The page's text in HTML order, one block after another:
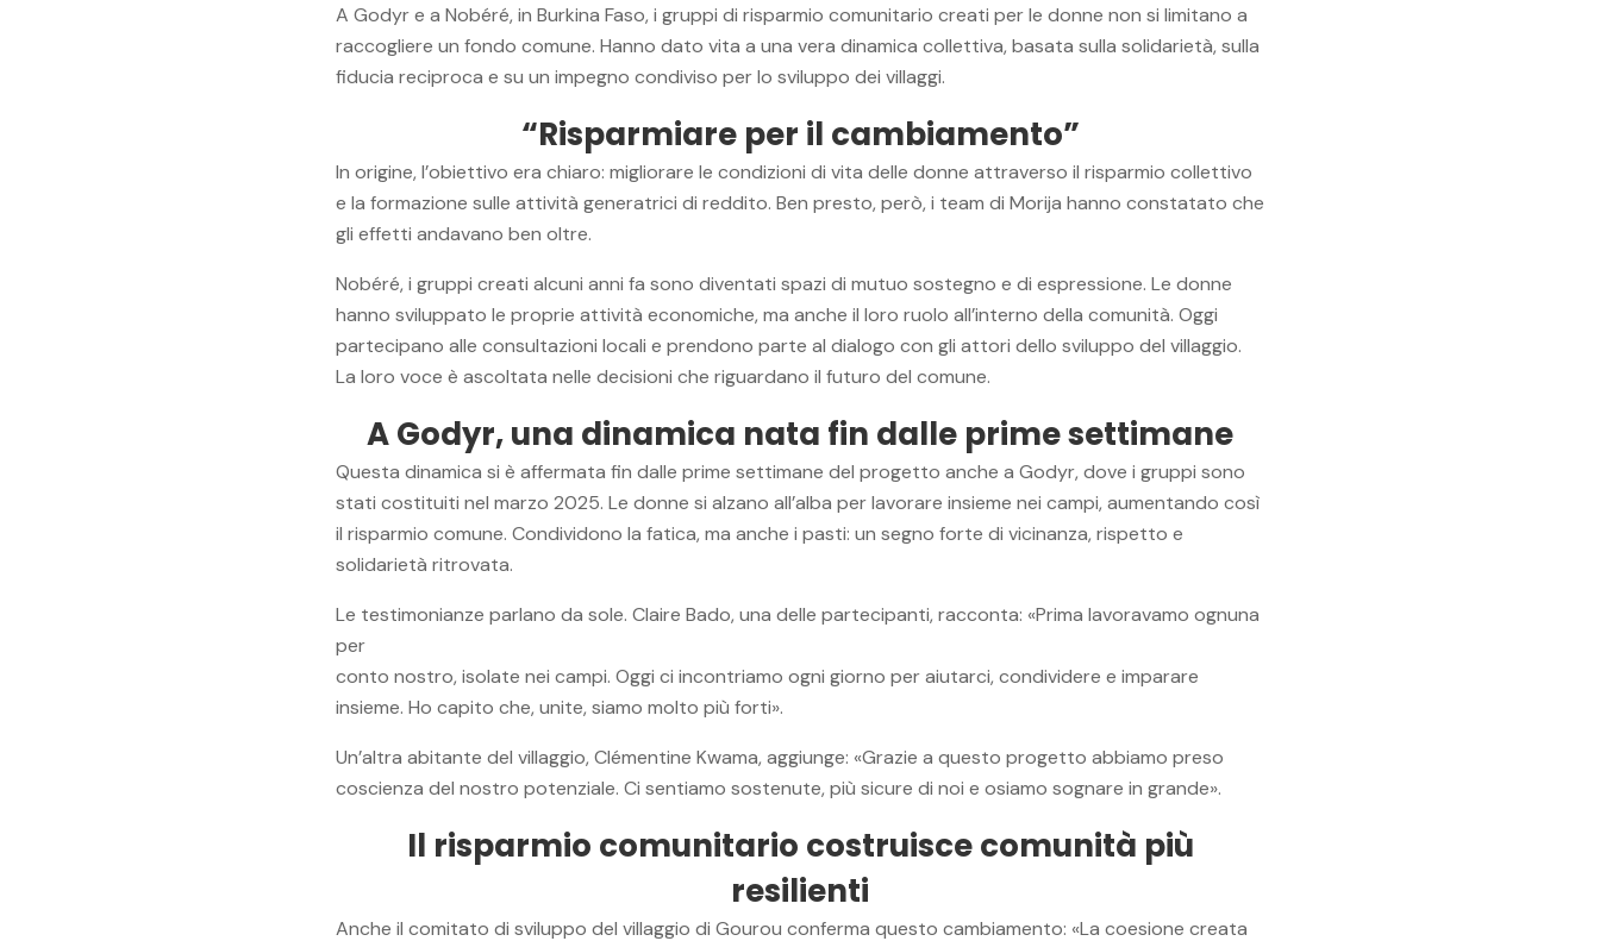
A Godyr e a Nobéré, in Burkina Faso, i gruppi di risparmio comunitario creati per le donne non si limitano a
raccogliere un fondo comune. Hanno dato vita a una vera dinamica collettiva, basata sulla solidarietà, sulla
fiducia reciproca e su un impegno condiviso per lo sviluppo dei villaggi.
“Risparmiare per il cambiamento”
In origine, l’obiettivo era chiaro: migliorare le condizioni di vita delle donne attraverso il risparmio collettivo
e la formazione sulle attività generatrici di reddito. Ben presto, però, i team di Morija hanno constatato che
gli effetti andavano ben oltre.
Nobéré, i gruppi creati alcuni anni fa sono diventati spazi di mutuo sostegno e di espressione. Le donne
hanno sviluppato le proprie attività economiche, ma anche il loro ruolo all’interno della comunità. Oggi
partecipano alle consultazioni locali e prendono parte al dialogo con gli attori dello sviluppo del villaggio.
La loro voce è ascoltata nelle decisioni che riguardano il futuro del comune.
A Godyr, una dinamica nata fin dalle prime settimane
Questa dinamica si è affermata fin dalle prime settimane del progetto anche a Godyr, dove i gruppi sono
stati costituiti nel marzo 2025. Le donne si alzano all’alba per lavorare insieme nei campi, aumentando così
il risparmio comune. Condividono la fatica, ma anche i pasti: un segno forte di vicinanza, rispetto e
solidarietà ritrovata.
Le testimonianze parlano da sole. Claire Bado, una delle partecipanti, racconta: «Prima lavoravamo ognuna
per
conto nostro, isolate nei campi. Oggi ci incontriamo ogni giorno per aiutarci, condividere e imparare
insieme. Ho capito che, unite, siamo molto più forti».
Un’altra abitante del villaggio, Clémentine Kwama, aggiunge: «Grazie a questo progetto abbiamo preso
coscienza del nostro potenziale. Ci sentiamo sostenute, più sicure di noi e osiamo sognare in grande».
Il risparmio comunitario costruisce comunità più
resilienti
Anche il comitato di sviluppo del villaggio di Gourou conferma questo cambiamento: «La coesione creata